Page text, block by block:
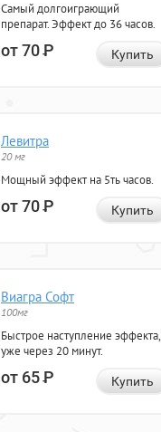
Самый долгоиграющий
препарат. Эффект до 36 часов.
от 70Р Купить
Левитра
20 мг
Мощный эффект на 5ть часов.
от 70Р Купить
Виагра Софт
100мг
Быстрое наступление эффекта,
уже через 20 минут.
от 65Р Купить